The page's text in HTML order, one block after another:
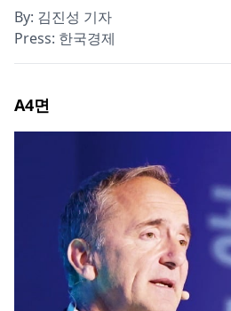
By: 김진성 기자
Press: 한국경제
A4면